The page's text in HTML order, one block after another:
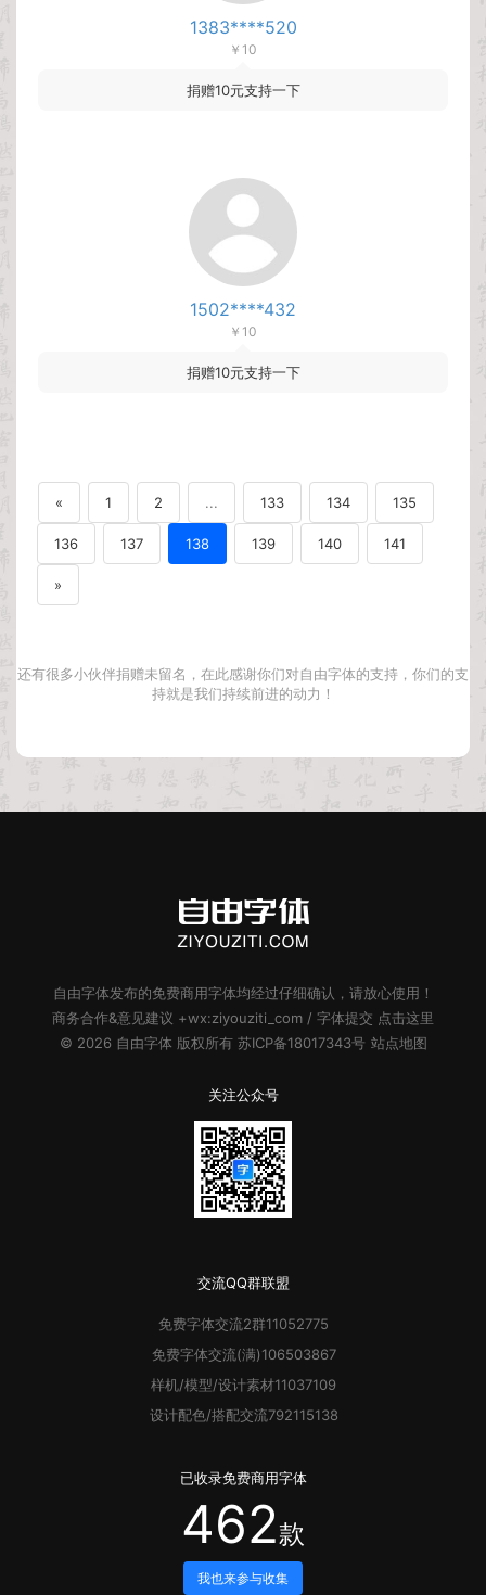
1383****520
￥10
捐赠10元支持一下
1502****432
￥10
捐赠10元支持一下
« 1 2 ... 133 134 135
136 137 138 139 140 141
»
还有很多小伙伴捐赠未留名，在此感谢你们对自由字体的支持，你们的支
持就是我们持续前进的动力！
自由字体发布的免费商用字体均经过仔细确认，请放心使用！
商务合作&意见建议 +wx:ziyouziti_com / 字体提交 点击这里
© 2026 自由字体 版权所有 苏ICP备18017343号 站点地图
关注公众号
交流QQ群联盟
免费字体交流2群11052775
免费字体交流(满)106503867
样机/模型/设计素材11037109
设计配色/搭配交流792115138
已收录免费商用字体
462款
我也来参与收集